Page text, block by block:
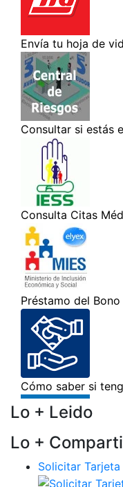
Lo + Leido
Lo +
Solicitar